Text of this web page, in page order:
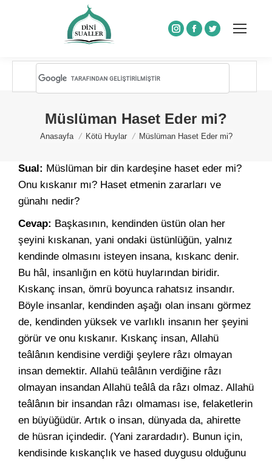
Instagram
Facebook
Twitter
Müslüman Haset Eder mi?
You are here:
Anasayfa Kötü Huylar Müslüman Haset Eder mi?
Sual: Müslüman bir din kardeşine haset eder mi?
Onu kıskanır mı? Haset etmenin zararları ve
günahı nedir?
Cevap: Başkasının, kendinden üstün olan her
şeyini kıskanan, yani ondaki üstünlüğün, yalnız
kendinde olmasını isteyen insana, kıskanc denir.
Bu hâl, insanlığın en kötü huylarından biridir.
Kıskanç insan, ömrü boyunca rahatsız insandır.
Böyle insanlar, kendinden aşağı olan insanı görmez
de, kendinden yüksek ve varlıklı insanın her şeyini
görür ve onu kıskanır. Kıskanç insan, Allahü
teâlânın kendisine verdiği şeylere râzı olmayan
insan demektir. Allahü teâlânın verdiğine râzı
olmayan insandan Allahü teâlâ da râzı olmaz. Allahü
teâlânın bir insandan râzı olmaması ise, felaketlerin
en büyüğüdür. Artık o insan, dünyada da, ahirette
de hüsran içindedir. (Yani zarardadır). Bunun için,
kendisinde kıskançlık ve hased duygusu olduğunu